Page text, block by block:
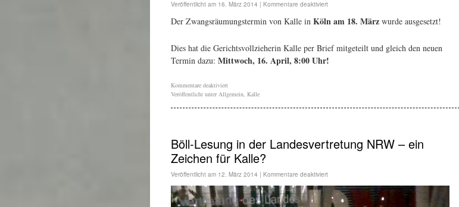
Veröffentlicht am 16. März 2014 | Kommentare deaktiviert
Der Zwangsräumungstermin von Kalle in Köln am 18. März wurde ausgesetzt!
Dies hat die Gerichtsvollzieherin Kalle per Brief mitgeteilt und gleich den neuen
Termin dazu: Mittwoch, 16. April, 8:00 Uhr!
Kommentare deaktiviert
Veröffentlicht unter Allgemein, Kalle
Böll-Lesung in der Landesvertretung NRW – ein
Zeichen für Kalle?
Veröffentlicht am 12. März 2014 | Kommentare deaktiviert